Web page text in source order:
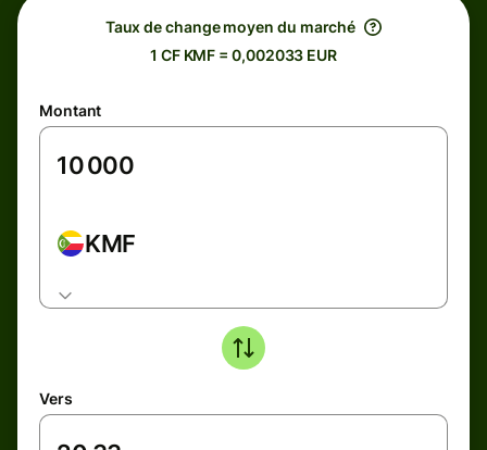
Taux de change moyen du marché
1 CF KMF = 0,002033 EUR
Montant
KMF
Vers